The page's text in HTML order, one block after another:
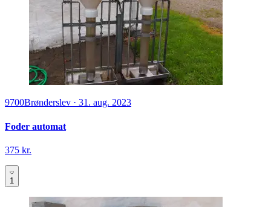
9700Brønderslev · 31. aug. 2023
Foder automat
375 kr.
1